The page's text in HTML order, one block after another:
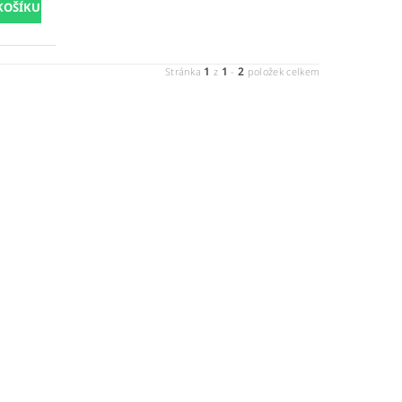
Stránka 1 z 1 -2 položek celkem